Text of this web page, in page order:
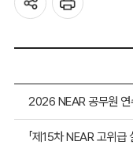
2026 NEAR 공무원
「제15차 NEAR 고위급